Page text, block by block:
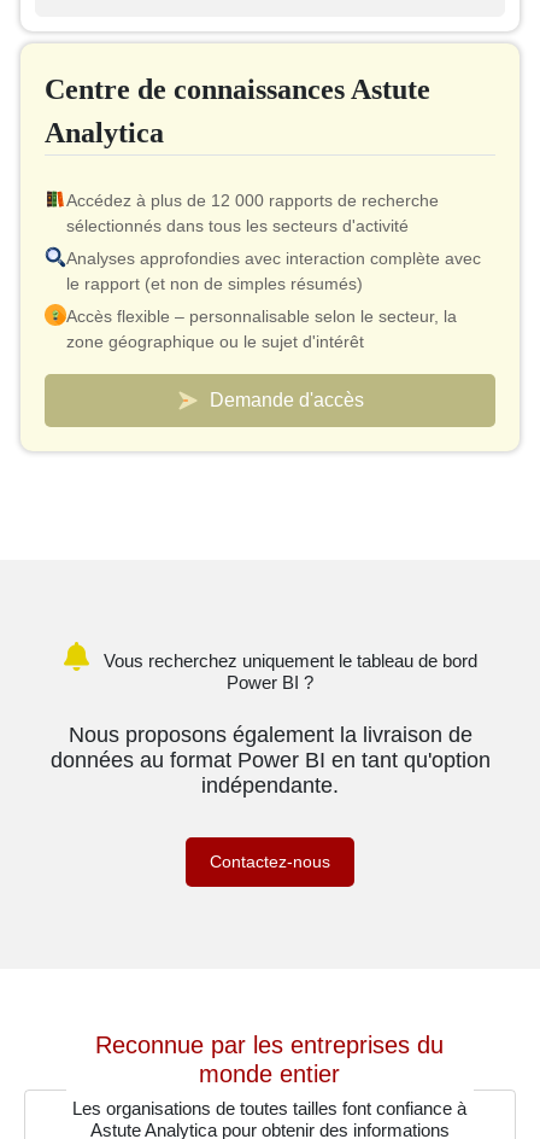
Autorisation d'imprimer
Centre de connaissances Astute
Analytica
Accédez à plus de 12 000 rapports de recherche
sélectionnés dans tous les secteurs d'activité
Analyses approfondies avec interaction complète avec
le rapport (et non de simples résumés)
Accès flexible – personnalisable selon le secteur, la
zone géographique ou le sujet d'intérêt
Modèle de tarification intelligent – ​​coût effectif aussi bas
que 10 $ par rapport
Un accès analyste est inclus pour la validation et les
clarifications rapides
Demande d'accès
Vous recherchez uniquement le tableau de bord
Power BI ?
Nous proposons également la livraison de
données au format Power BI en tant qu'option
indépendante.
Contactez-nous
Reconnue par les entreprises du
monde entier
Les organisations de toutes tailles font confiance à
Astute Analytica pour obtenir des informations